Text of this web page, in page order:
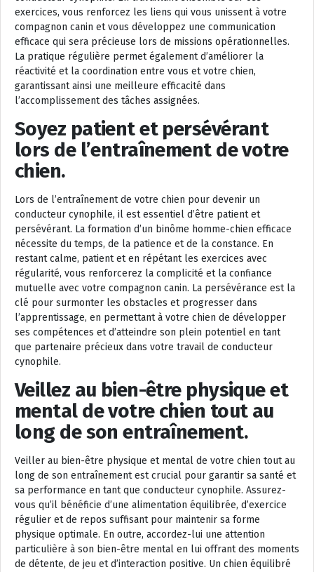
exercices, vous renforcez les liens qui vous unissent à votre
compagnon canin et vous développez une communication
efficace qui sera précieuse lors de missions opérationnelles.
La pratique régulière permet également d’améliorer la
réactivité et la coordination entre vous et votre chien,
garantissant ainsi une meilleure efficacité dans
l’accomplissement des tâches assignées.
Soyez patient et persévérant
lors de l’entraînement de votre
chien.
Lors de l’entraînement de votre chien pour devenir un
conducteur cynophile, il est essentiel d’être patient et
persévérant. La formation d’un binôme homme-chien efficace
nécessite du temps, de la patience et de la constance. En
restant calme, patient et en répétant les exercices avec
régularité, vous renforcerez la complicité et la confiance
mutuelle avec votre compagnon canin. La persévérance est la
clé pour surmonter les obstacles et progresser dans
l’apprentissage, en permettant à votre chien de développer
ses compétences et d’atteindre son plein potentiel en tant
que partenaire précieux dans votre travail de conducteur
cynophile.
Veillez au bien-être physique et
mental de votre chien tout au
long de son entraînement.
Veiller au bien-être physique et mental de votre chien tout au
long de son entraînement est crucial pour garantir sa santé et
sa performance en tant que conducteur cynophile. Assurez-
vous qu’il bénéficie d’une alimentation équilibrée, d’exercice
régulier et de repos suffisant pour maintenir sa forme
physique optimale. En outre, accordez-lui une attention
particulière à son bien-être mental en lui offrant des moments
de détente, de jeu et d’interaction positive. Un chien équilibré